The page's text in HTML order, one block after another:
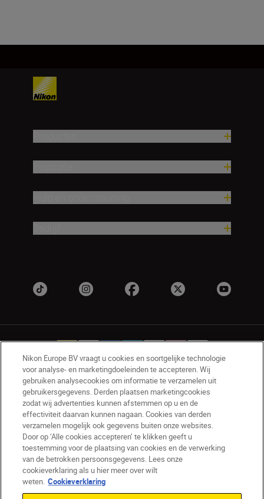
NL Nikon Sites
Contact opnemen
Privacyverklaring
Gebruiksvoorwaarden
Nikon Store - Algemene voorwaarden
Cookieverklaring
Toegankelijkheid
Cookie-instellingen
© 2026 Nikon
Nikon Europe BV vraagt u cookies en soortgelijke technologie
voor analyse- en marketingdoeleinden te accepteren. Wij
gebruiken analysecookies om informatie te verzamelen uit
gebruikersgegevens. Derden plaatsen marketingcookies
zodat wij advertenties kunnen afstemmen op u en de
effectiviteit daarvan kunnen nagaan. Cookies van derden
verzamelen mogelijk ook gegevens buiten onze websites.
Door op ‘Alle cookies accepteren’ te klikken geeft u
toestemming voor de plaatsing van cookies en de verwerking
van de betrokken persoonsgegevens. Lees onze
cookieverklaring als u hier meer over wilt
weten. Cookieverklaring